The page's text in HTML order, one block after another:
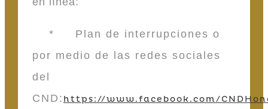
* Plan de interrupciones o
por medio de las redes sociales
del
CND: https://www.facebook.com/